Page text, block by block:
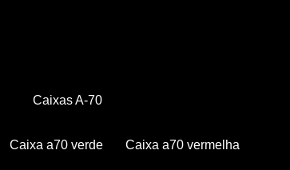
Caixas A-70
Caixa a70 verde Caixa a70 vermelha